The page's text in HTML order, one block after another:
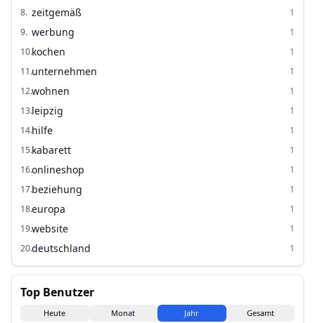
8. zeitgemäß
1
9. werbung
1
10.kochen
1
11.unternehmen
1
12.wohnen
1
13.leipzig
1
14.hilfe
1
15.kabarett
1
16.onlineshop
1
17.beziehung
1
18.europa
1
19.website
1
20.deutschland 1
Top Benutzer
Heute Monat Jahr Gesamt